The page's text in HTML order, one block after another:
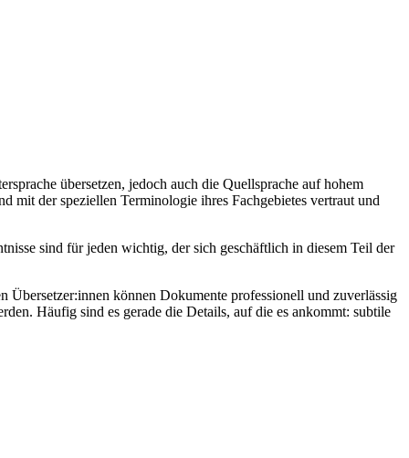
übersetzen, jedoch auch die Quellsprache auf hohem
mit der speziellen Terminologie ihres Fachgebietes vertraut und
sind für jeden wichtig, der sich geschäftlich in diesem Teil der
Übersetzer:innen können Dokumente professionell und zuverlässig
Häufig sind es gerade die Details, auf die es ankommt: subtile